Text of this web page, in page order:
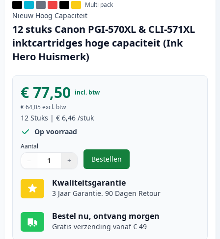
Multi pack
Nieuw Hoog Capaciteit
12 stuks Canon PGI-570XL & CLI-571XL
inktcartridges hoge capaciteit (Ink
Hero Huismerk)
€ 77,50 incl. btw
€ 64,05 excl. btw
12 Stuks | € 6,46 /stuk
Op voorraad
Aantal
Gebruik de knoppen om aan te passen
− +
1
Bestellen
,12 stuks Canon PGI-570XL &
Kwaliteitsgarantie
3 Jaar Garantie. 90 Dagen Retour
Bestel nu, ontvang morgen
Gratis verzending vanaf € 49